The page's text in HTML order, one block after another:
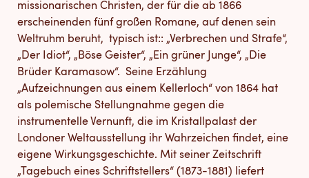
missionarischen Christen, der für die ab 1866
erscheinenden fünf großen Romane, auf denen sein
Weltruhm beruht, typisch ist:: „Verbrechen und Strafe“,
„Der Idiot“, „Böse Geister“, „Ein grüner Junge“, „Die
Brüder Karamasow“. Seine Erzählung
„Aufzeichnungen aus einem Kellerloch“ von 1864 hat
als polemische Stellungnahme gegen die
instrumentelle Vernunft, die im Kristallpalast der
Londoner Weltausstellung ihr Wahrzeichen findet, eine
eigene Wirkungsgeschichte. Mit seiner Zeitschrift
„Tagebuch eines Schriftstellers“ (1873-1881) liefert